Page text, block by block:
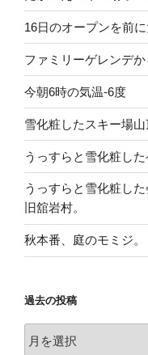
16日のオープンを前に
ファミリーゲレンデ
今朝6時の気温-6度
雪化粧したスキー場山
うっすらと雪化粧した
うっすらと雪化粧し
旧舘岩村。
秋本番、庭のモミジ。
過去の投稿
過